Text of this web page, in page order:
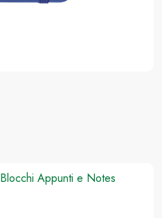
Blocchi Appunti e Notes